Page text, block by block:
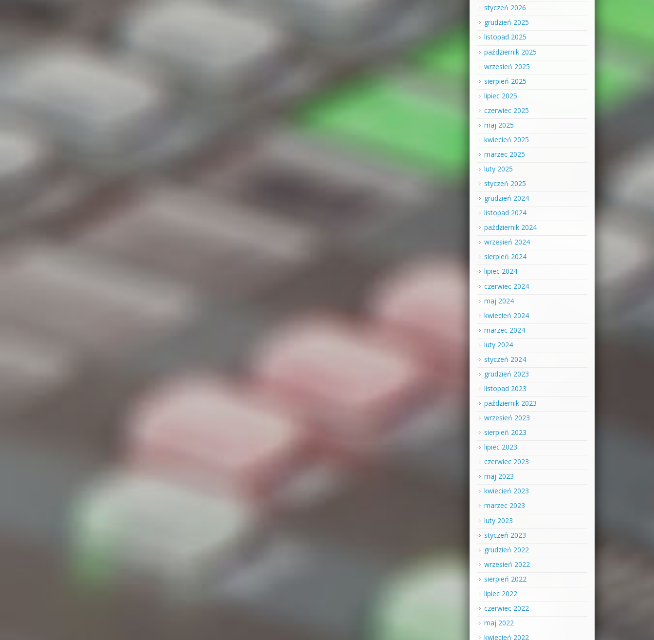
styczeń 2026
grudzień 2025
listopad 2025
październik 2025
wrzesień 2025
sierpień 2025
lipiec 2025
czerwiec 2025
maj 2025
kwiecień 2025
marzec 2025
luty 2025
styczeń 2025
grudzień 2024
listopad 2024
październik 2024
wrzesień 2024
sierpień 2024
lipiec 2024
czerwiec 2024
maj 2024
kwiecień 2024
marzec 2024
luty 2024
styczeń 2024
grudzień 2023
listopad 2023
październik 2023
wrzesień 2023
sierpień 2023
lipiec 2023
czerwiec 2023
maj 2023
kwiecień 2023
marzec 2023
luty 2023
styczeń 2023
grudzień 2022
wrzesień 2022
sierpień 2022
lipiec 2022
czerwiec 2022
maj 2022
kwiecień 2022